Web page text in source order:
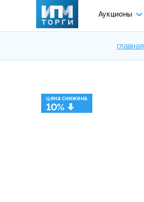
Аукционы
главная
цена снижена
10%